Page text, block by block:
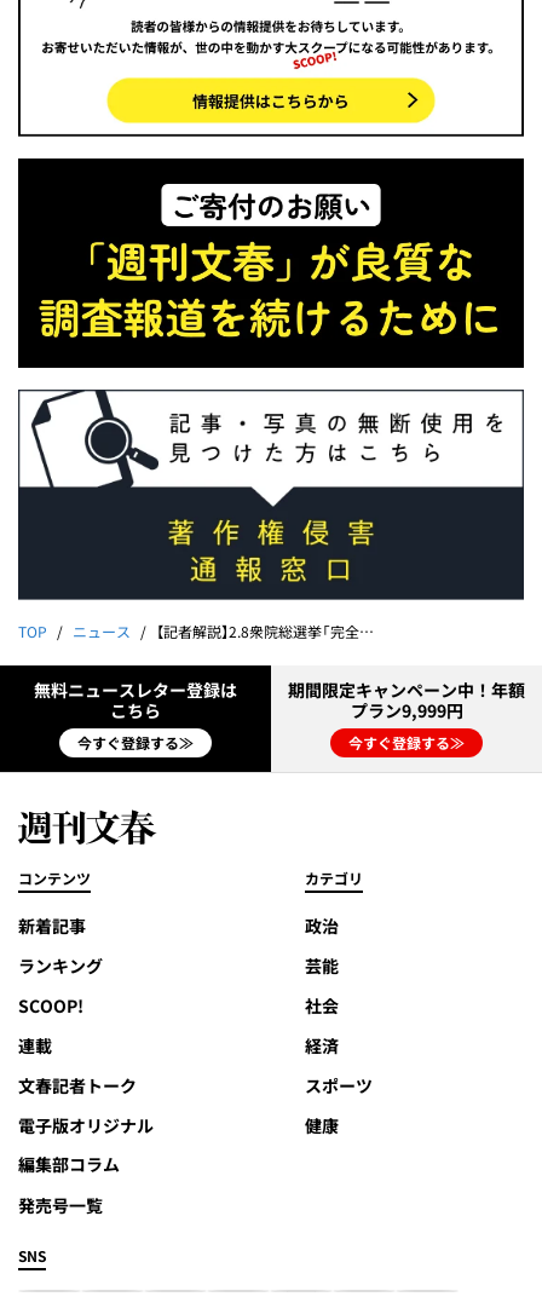
TOP ニュース 【記者解説】2.8衆院総選挙「完全予測」自民単独過半数割れ 衝撃結果の背景「学会票が最後に…」「中道改革も比例で伸び悩み」《注目の選挙区は？》
無料ニュースレター登録は
こちら
今すぐ登録する≫
期間限定キャンペーン中！年額
プラン9,999円
今すぐ登録する≫
コンテンツ
新着記事
ランキング
SCOOP!
連載
文春記者トーク
電子版オリジナル
編集部コラム
発売号一覧
カテゴリ
政治
芸能
社会
経済
スポーツ
健康
SNS